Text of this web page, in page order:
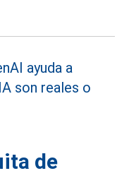
de